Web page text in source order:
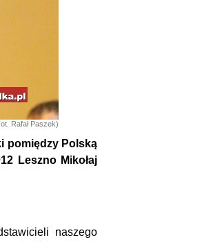
Rafał Paszek)
pomiędzy Polską
Leszno Mikołaj
naszego